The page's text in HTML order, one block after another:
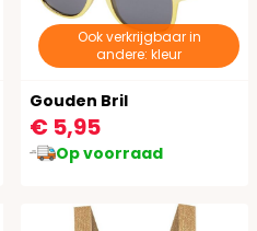
Ook verkrijgbaar in
andere: kleur
Gouden Bril
€ 5,95
Op voorraad